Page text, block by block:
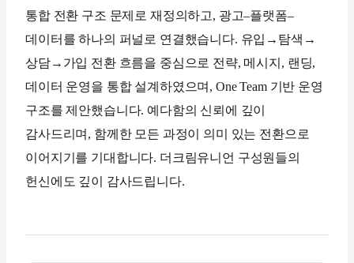
통합 전환 구조 문제로 재정의하고, 광고–플랫폼–
데이터를 하나의 퍼널로 연결했습니다. 유입→탐색→
상담→가입 전환 흐름을 중심으로 전략, 메시지, 랜딩,
데이터 운영을 통합 설계하였으며, One Team 기반 운영
구조를 제안했습니다. 예다함의 신뢰에 깊이
감사드리며, 함께한 모든 과정이 의미 있는 전환으로
이어지기를 기대합니다. 더크림유니언 구성원들의
헌신에도 깊이 감사드립니다.